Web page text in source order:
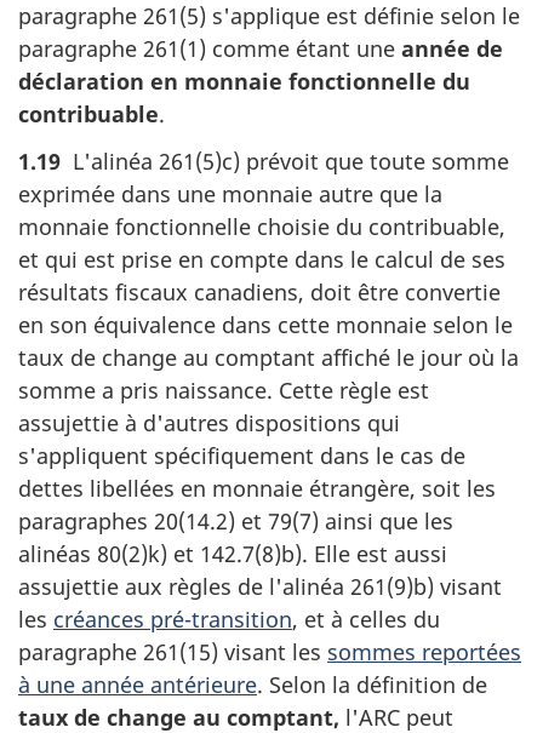
paragraphe 261(5) s'applique est définie selon le
paragraphe 261(1) comme étant une année de
déclaration en monnaie fonctionnelle du
contribuable.
1.19 L'alinéa 261(5)c) prévoit que toute somme
exprimée dans une monnaie autre que la
monnaie fonctionnelle choisie du contribuable,
et qui est prise en compte dans le calcul de ses
résultats fiscaux canadiens, doit être convertie
en son équivalence dans cette monnaie selon le
taux de change au comptant affiché le jour où la
somme a pris naissance. Cette règle est
assujettie à d'autres dispositions qui
s'appliquent spécifiquement dans le cas de
dettes libellées en monnaie étrangère, soit les
paragraphes 20(14.2) et 79(7) ainsi que les
alinéas 80(2)k) et 142.7(8)b). Elle est aussi
assujettie aux règles de l'alinéa 261(9)b) visant
les créances pré-transition, et à celles du
paragraphe 261(15) visant les sommes reportées
à une année antérieure. Selon la définition de
taux de change au comptant, l'ARC peut